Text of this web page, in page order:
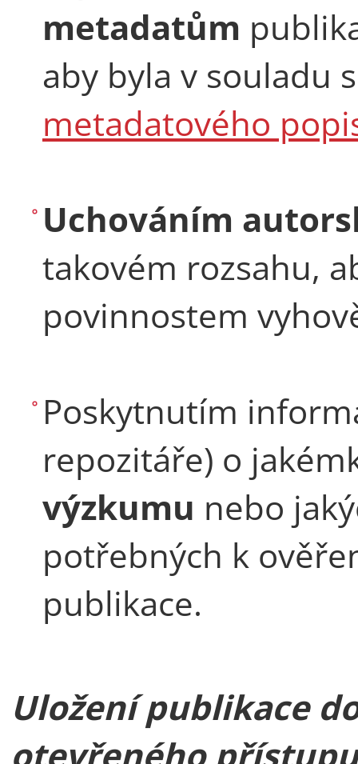
metadatům
aby byla v souladu
metadatového
Uchováním
takovém rozsahu,
povinnostem
Poskytnutím
repozitáře) o
výzkumu nebo
potřebných k
publikace.
Uložení publikace
otevřeného